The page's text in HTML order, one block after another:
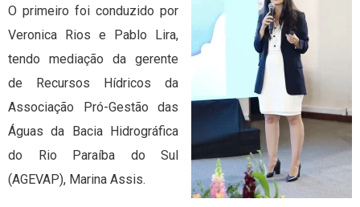
O primeiro foi conduzido por
Veronica Rios e Pablo Lira,
tendo mediação da gerente
de Recursos Hídricos da
Associação Pró-Gestão das
Águas da Bacia Hidrográfica
do Rio Paraíba do Sul
(AGEVAP), Marina Assis.